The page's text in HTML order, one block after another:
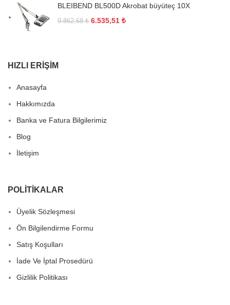
BLEIBEND BL500D Akrobat büyüteç 10X
9.862,68₺ 6.535,51 ₺
HIZLI ERIŞIM
Anasayfa
Hakkımızda
Banka ve Fatura Bilgilerimiz
Blog
İletişim
POLITIKALAR
Üyelik Sözleşmesi
Ön Bilgilendirme Formu
Satış Koşulları
İade Ve İptal Prosedürü
Gizlilik Politikası